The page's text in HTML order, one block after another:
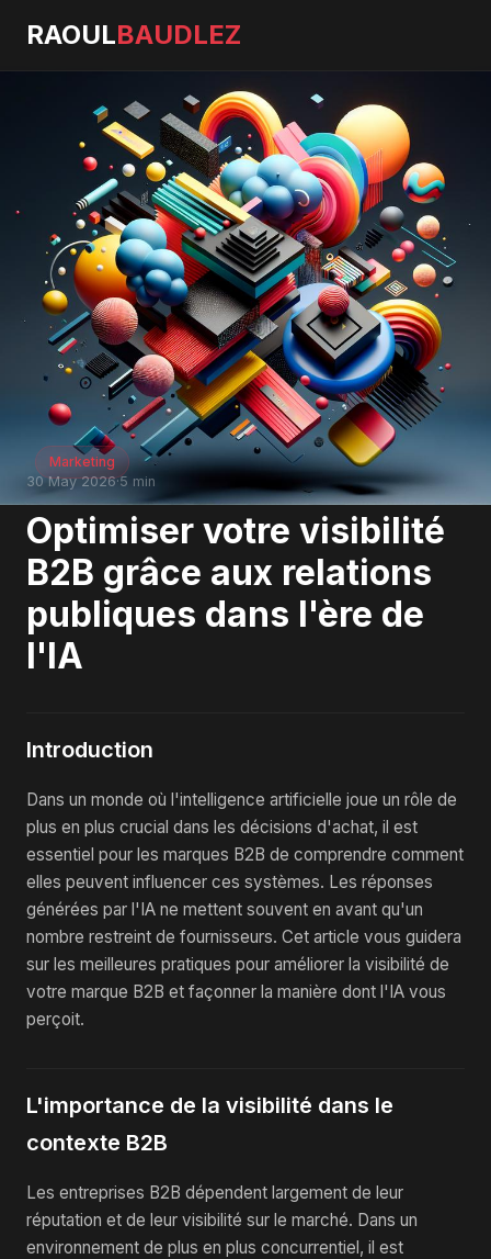
RAOULBAUDLEZ
Marketing
30 May 2026·5 min
Optimiser votre visibilité
B2B grâce aux relations
publiques dans l'ère de
l'IA
Introduction
Dans un monde où l'intelligence artificielle joue un rôle de
plus en plus crucial dans les décisions d'achat, il est
essentiel pour les marques B2B de comprendre comment
elles peuvent influencer ces systèmes. Les réponses
générées par l'IA ne mettent souvent en avant qu'un
nombre restreint de fournisseurs. Cet article vous guidera
sur les meilleures pratiques pour améliorer la visibilité de
votre marque B2B et façonner la manière dont l'IA vous
perçoit.
L'importance de la visibilité dans le
contexte B2B
Les entreprises B2B dépendent largement de leur
réputation et de leur visibilité sur le marché. Dans un
environnement de plus en plus concurrentiel, il est